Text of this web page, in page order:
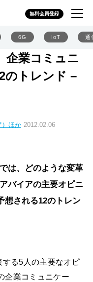
無料会員登録
6G IoT 通
企業コミュニ
のトレンド –
）ほか 2012.02.06
は、どのような変革
バイアの主要オピニ
想される12のトレン
する5人の主要なオピ
企業コミュニケー